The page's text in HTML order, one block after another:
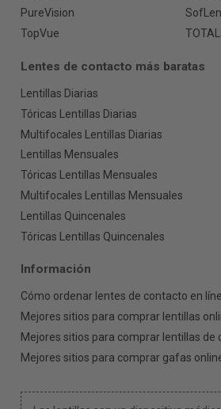
PureVision
TopVue
Lentes de contacto más baratas
Lentillas Diarias
Tóricas Lentillas Diarias
Multifocales Lentillas Diarias
Lentillas Mensuales
Tóricas Lentillas Mensuales
Multifocales Lentillas Mensuales
Lentillas Quincenales
Tóricas Lentillas Quincenales
Información
Cómo ordenar lentes de contacto en
Mejores sitios para comprar lentillas
Mejores sitios para comprar lentillas de
Mejores sitios para comprar gafas